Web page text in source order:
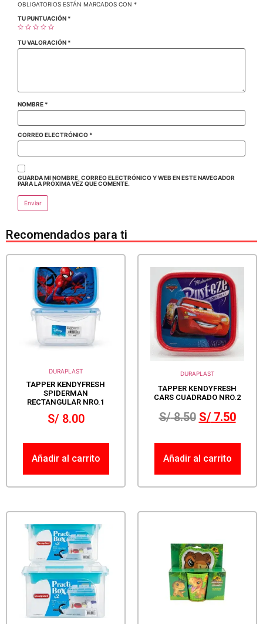
OBLIGATORIOS ESTÁN MARCADOS CON *
TU PUNTUACIÓN *
TU VALORACIÓN *
NOMBRE *
CORREO ELECTRÓNICO *
GUARDA MI NOMBRE, CORREO ELECTRÓNICO Y WEB EN ESTE NAVEGADOR
PARA LA PRÓXIMA VEZ QUE COMENTE.
Recomendados para ti
DURAPLAST
TAPPER KENDYFRESH
SPIDERMAN
RECTANGULAR NRO.1
S/8.00
Añadir al carrito
DURAPLAST
TAPPER KENDYFRESH
CARS CUADRADO NRO.2
S/8.50 S/7.50
Añadir al carrito